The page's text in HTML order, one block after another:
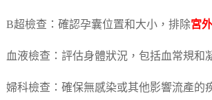
B超檢查：確認孕囊位置和大小，排除宮
血液檢查：評估身體狀況，包括血常規和
婦科檢查：確保無感染或其他影響流產的